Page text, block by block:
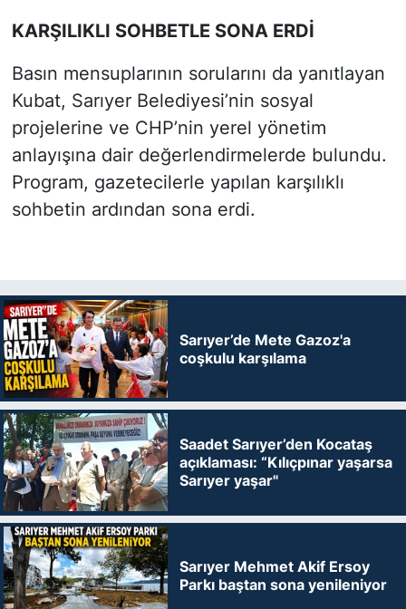
KARŞILIKLI SOHBETLE SONA ERDİ
Basın mensuplarının sorularını da yanıtlayan
Kubat, Sarıyer Belediyesi’nin sosyal
projelerine ve CHP’nin yerel yönetim
anlayışına dair değerlendirmelerde bulundu.
Program, gazetecilerle yapılan karşılıklı
sohbetin ardından sona erdi.
Sarıyer’de Mete Gazoz'a
coşkulu karşılama
Saadet Sarıyer’den Kocataş
açıklaması: “Kılıçpınar yaşarsa
Sarıyer yaşar"
Sarıyer Mehmet Akif Ersoy
Parkı baştan sona yenileniyor